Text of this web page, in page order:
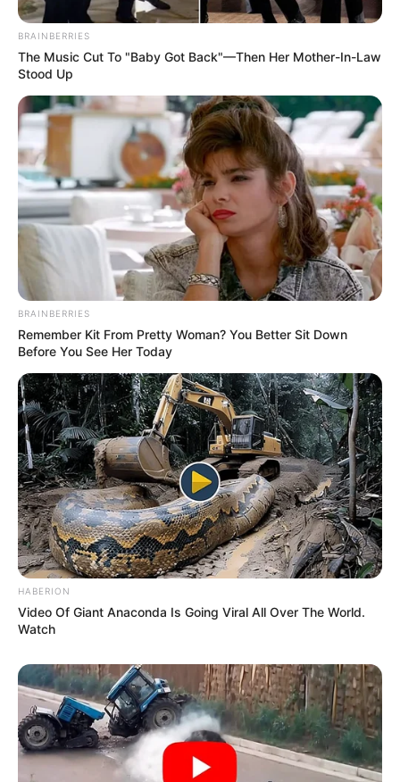
BRAINBERRIES
The Music Cut To "Baby Got Back"—Then Her Mother-In-Law
Stood Up
BRAINBERRIES
Remember Kit From Pretty Woman? You Better Sit Down
Before You See Her Today
HABERION
Video Of Giant Anaconda Is Going Viral All Over The World.
Watch